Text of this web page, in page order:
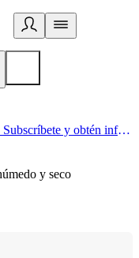
Acá comienza un estilo de vida saludable. Subscríbete y obtén información de primera mano
y seco